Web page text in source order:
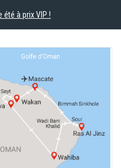
été à prix VIP !